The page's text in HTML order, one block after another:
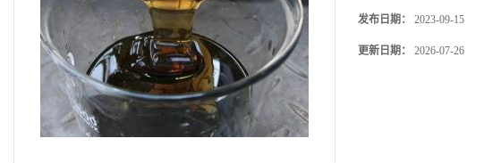
发布日期： 2023-09-15
更新日期： 2026-07-26